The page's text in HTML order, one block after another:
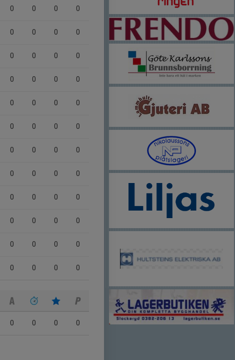
0 0 0 0
0 0 0 0
0 0 0 0
0 0 0 0
0 0 0 0
0 0 0 0
0 0 0 0
0 0 0 0
0 0 0 0
0 0 0 0
0 0 0 0
0 0 0 0
0 0 0 0